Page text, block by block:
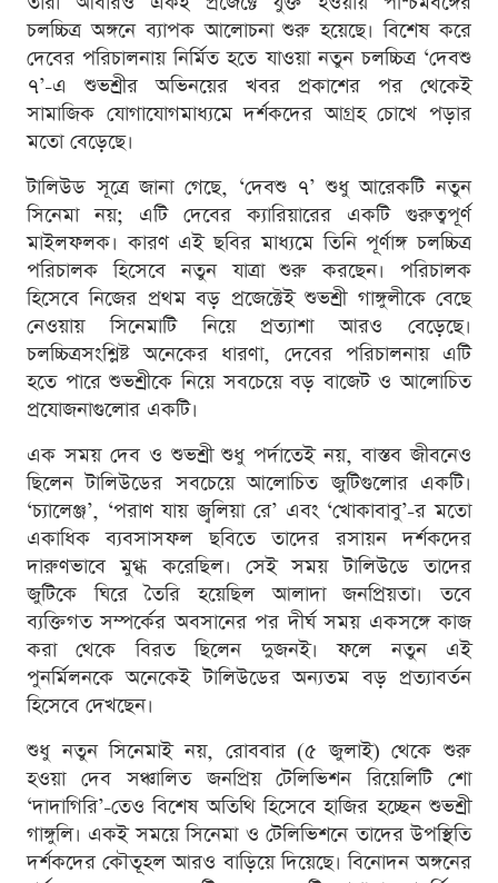
চলচ্চিত্র অঙ্গনে ব্যাপক আলোচনা শুরু হয়েছে। বিশেষ করে
দেবের পরিচালনায় নির্মিত হতে যাওয়া নতুন চলচ্চিত্র ‘দেবশু
৭’-এ শুভশ্রীর অভিনয়ের খবর প্রকাশের পর থেকেই
সামাজিক যোগাযোগমাধ্যমে দর্শকদের আগ্রহ চোখে পড়ার
মতো বেড়েছে।
টালিউড সূত্রে জানা গেছে, ‘দেবশু ৭’ শুধু আরেকটি নতুন
সিনেমা নয়; এটি দেবের ক্যারিয়ারের একটি গুরুত্বপূর্ণ
মাইলফলক। কারণ এই ছবির মাধ্যমে তিনি পূর্ণাঙ্গ চলচ্চিত্র
পরিচালক হিসেবে নতুন যাত্রা শুরু করছেন। পরিচালক
হিসেবে নিজের প্রথম বড় প্রজেক্টেই শুভশ্রী গাঙ্গুলীকে বেছে
নেওয়ায় সিনেমাটি নিয়ে প্রত্যাশা আরও বেড়েছে।
চলচ্চিত্রসংশ্লিষ্ট অনেকের ধারণা, দেবের পরিচালনায় এটি
হতে পারে শুভশ্রীকে নিয়ে সবচেয়ে বড় বাজেট ও আলোচিত
প্রযোজনাগুলোর একটি।
এক সময় দেব ও শুভশ্রী শুধু পর্দাতেই নয়, বাস্তব জীবনেও
ছিলেন টালিউডের সবচেয়ে আলোচিত জুটিগুলোর একটি।
‘চ্যালেঞ্জ’, ‘পরাণ যায় জ্বলিয়া রে’ এবং ‘খোকাবাবু’-র মতো
একাধিক ব্যবসাসফল ছবিতে তাদের রসায়ন দর্শকদের
দারুণভাবে মুগ্ধ করেছিল। সেই সময় টালিউডে তাদের
জুটিকে ঘিরে তৈরি হয়েছিল আলাদা জনপ্রিয়তা। তবে
ব্যক্তিগত সম্পর্কের অবসানের পর দীর্ঘ সময় একসঙ্গে কাজ
করা থেকে বিরত ছিলেন দুজনই। ফলে নতুন এই
পুনর্মিলনকে অনেকেই টালিউডের অন্যতম বড় প্রত্যাবর্তন
হিসেবে দেখছেন।
শুধু নতুন সিনেমাই নয়, রোববার (৫ জুলাই) থেকে শুরু
হওয়া দেব সঞ্চালিত জনপ্রিয় টেলিভিশন রিয়েলিটি শো
‘দাদাগিরি’-তেও বিশেষ অতিথি হিসেবে হাজির হচ্ছেন শুভশ্রী
গাঙ্গুলি। একই সময়ে সিনেমা ও টেলিভিশনে তাদের উপস্থিতি
দর্শকদের কৌতূহল আরও বাড়িয়ে দিয়েছে। বিনোদন অঙ্গনের